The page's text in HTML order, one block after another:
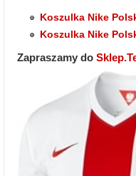
Koszulka Nike
Koszulka Nike
Zapraszamy do